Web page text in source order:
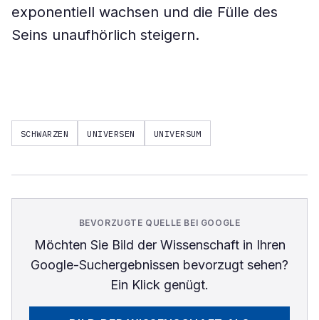
exponentiell wachsen und die Fülle des
Seins unaufhörlich steigern.
SCHWARZEN UNIVERSEN UNIVERSUM
BEVORZUGTE QUELLE BEI GOOGLE
Möchten Sie Bild der Wissenschaftin Ihren
Google-Suchergebnissen bevorzugt sehen?
Ein Klick genügt.